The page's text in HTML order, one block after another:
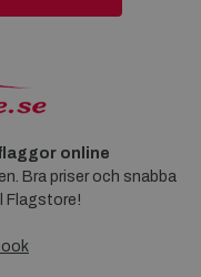
online
Bra priser och snabba
Flagstore!